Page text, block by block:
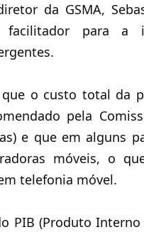
da GSMA,
facilitador para
o custo total da
pela
e que em alguns
móveis, o
telefonia móvel.
PIB (Produto